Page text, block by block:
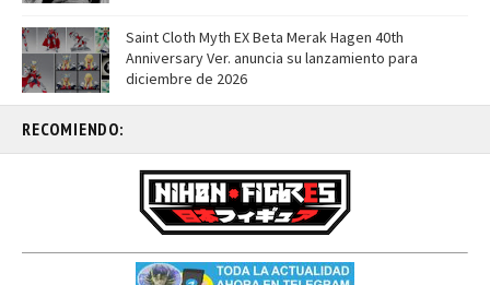
Saint Cloth Myth EX Beta Merak Hagen 40th
Anniversary Ver. anuncia su lanzamiento para
diciembre de 2026
RECOMIENDO: